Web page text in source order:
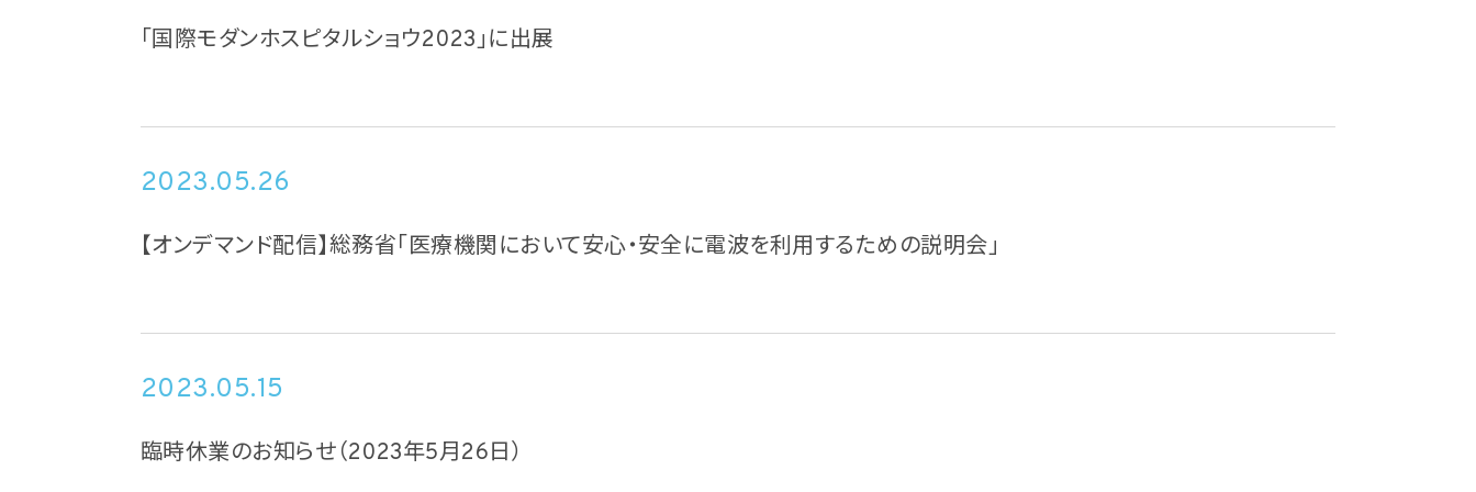
「国際モダンホスピタルショウ2023」に出展
2023.05.26
【オンデマンド配信】総務省「医療機関において安心・安全に電波を利用するための説明会」
2023.05.15
臨時休業のお知らせ（2023年5月26日）